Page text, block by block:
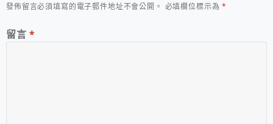
發佈留言必須填寫的電子郵件地址不會公開。 必填欄位標示為*
留言 *